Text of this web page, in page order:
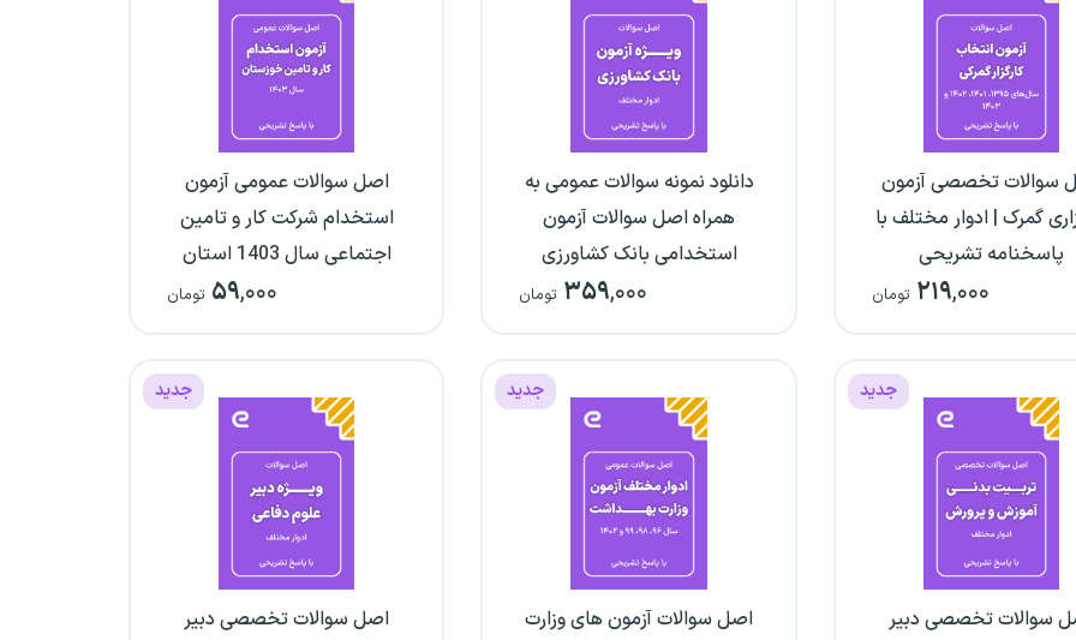
سوالات تخصصی آزمون
گمرک | ادوار مختلف با
پاسخنامه تشریحی
۲۱۹,۰۰۰ تومان
دانلود نمونه سوالات عمومی به
همراه اصل سوالات آزمون
استخدامی بانک کشاورزی
۳۵۹,۰۰۰ تومان
اصل سوالات عمومی آزمون
استخدام شرکت کار و تامین
اجتماعی سال 1403 استان
خوزستان (با پاسخ‌نامه
۵۹,۰۰۰ تومان
جدید
سوالات تخصصی دبیر
جدید
اصل سوالات آزمون های وزارت
جدید
اصل سوالات تخصصی دبیر